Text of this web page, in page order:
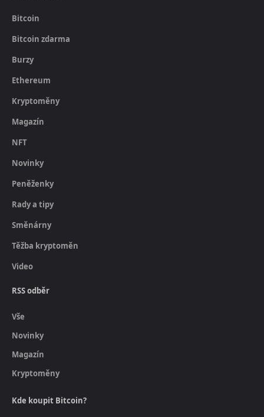
Bitcoin
Bitcoin zdarma
Burzy
Ethereum
Kryptoměny
Magazín
NFT
Novinky
Peněženky
Rady a tipy
Směnárny
Těžba kryptoměn
Video
RSS odběr
Vše
Novinky
Magazín
Kryptoměny
Kde koupit Bitcoin?